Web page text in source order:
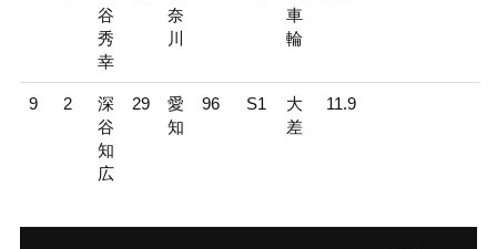
谷
秀
幸
奈
川
車
輪
9 2
深
谷
知
広
29
愛
知
96 S1
大
差
11.9